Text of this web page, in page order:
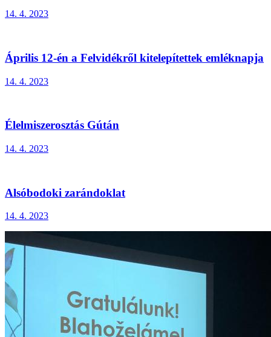
14. 4. 2023
Április 12-én a Felvidékről kitelepítettek emléknapja
14. 4. 2023
Élelmiszerosztás Gútán
14. 4. 2023
Alsóbodoki zarándoklat
14. 4. 2023